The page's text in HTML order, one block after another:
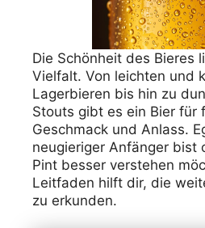
Die Schönheit des Bieres
Vielfalt. Von leichten und
Lagerbieren bis hin zu
Stouts gibt es ein Bier für
Geschmack und Anlass.
neugieriger Anfänger bist
Pint besser verstehen
Leitfaden hilft dir, die
zu erkunden.